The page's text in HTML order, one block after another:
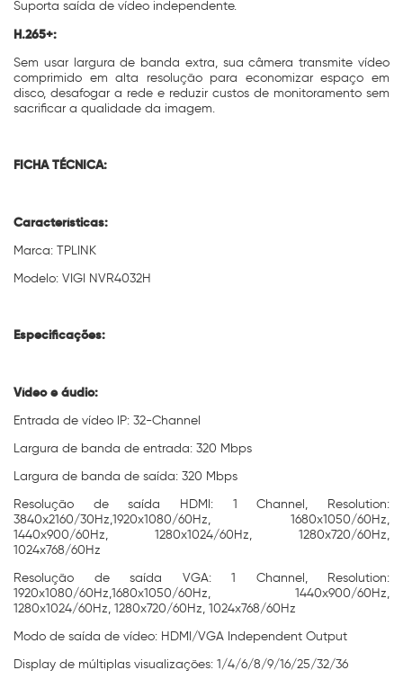
Suporta saída de vídeo independente.
H.265+:
Sem usar largura de banda extra, sua câmera transmite vídeo
comprimido em alta resolução para economizar espaço em
disco, desafogar a rede e reduzir custos de monitoramento sem
sacrificar a qualidade da imagem.
FICHA TÉCNICA:
Características:
Marca: TPLINK
Modelo: VIGI NVR4032H
Especificações:
Vídeo e áudio:
Entrada de vídeo IP: 32-Channel
Largura de banda de entrada: 320 Mbps
Largura de banda de saída: 320 Mbps
Resolução de saída HDMI: 1 Channel, Resolution:
3840x2160/30Hz,1920x1080/60Hz, 1680x1050/60Hz,
1440x900/60Hz, 1280x1024/60Hz, 1280x720/60Hz,
1024x768/60Hz
Resolução de saída VGA: 1 Channel, Resolution:
1920x1080/60Hz,1680x1050/60Hz, 1440x900/60Hz,
1280x1024/60Hz, 1280x720/60Hz, 1024x768/60Hz
Modo de saída de vídeo: HDMI/VGA Independent Output
Display de múltiplas visualizações: 1/4/6/8/9/16/25/32/36